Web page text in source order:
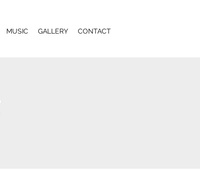
MUSIC GALLERY CONTACT